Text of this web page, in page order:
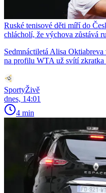
Ruské tenisové děti míří do
chlácholí, že výchova zůstává
Sedmnáctiletá Alisa
na profilu WTA už svítí
SportyŽivě
dnes, 14:01
4 min